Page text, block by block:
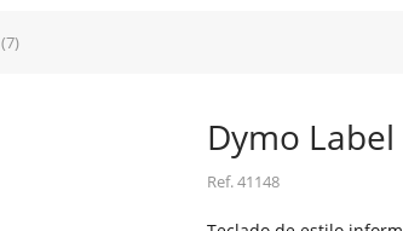
(7)
Dymo
Ref.41148